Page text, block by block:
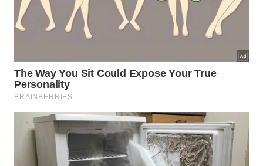
🧼
Eficiência
Rendimento Surpreendente